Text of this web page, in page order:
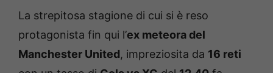
La strepitosa stagione di cui si è reso
protagonista fin qui l’ex meteora del
Manchester United, impreziosita da 16 reti